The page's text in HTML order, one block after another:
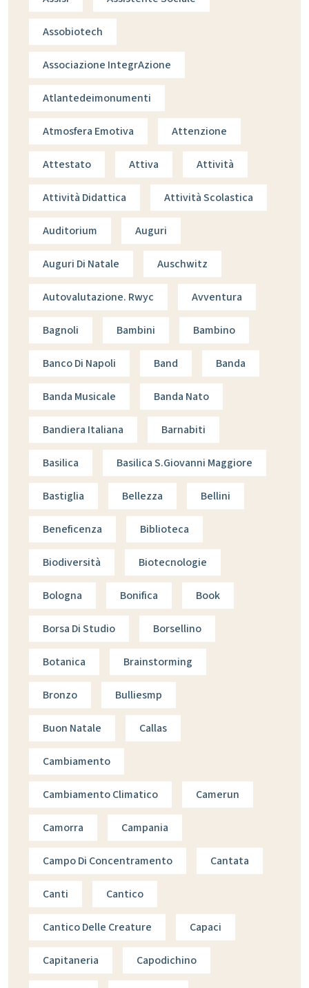
Assobiotech
Associazione IntegrAzione
Atlantedeimonumenti
Atmosfera Emotiva Attenzione
Attestato Attiva Attività
Attività Didattica Attività Scolastica
Auditorium Auguri
Auguri Di Natale Auschwitz
Autovalutazione. Rwyc Avventura
Bagnoli Bambini Bambino
Banco Di Napoli Band Banda
Banda Musicale Banda Nato
Bandiera Italiana Barnabiti
Basilica Basilica S.giovanni Maggiore
Bastiglia Bellezza Bellini
Beneficenza Biblioteca
Biodiversità Biotecnologie
Bologna Bonifica Book
Borsa Di Studio Borsellino
Botanica Brainstorming
Bronzo Bulliesmp
Buon Natale Callas
Cambiamento
Cambiamento Climatico Camerun
Camorra Campania
Campo Di Concentramento Cantata
Canti Cantico
Cantico Delle Creature Capaci
Capitaneria Capodichino